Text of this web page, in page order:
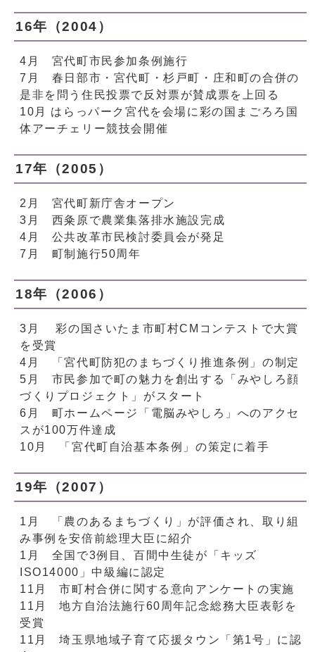
16年（2004）
4月 宮代町市民参加条例施行
7月 春日部市・宮代町・杉戸町・庄和町の合併の
是非を問う住民投票で反対票が賛成票を上回る
10月 はらっパーク宮代を会場に彩の国まごろろ国
体アーチェリー競技会開催
17年（2005）
2月 宮代町新庁舎オープン
3月 西粂原で農業集落排水施設完成
4月 公共改革市民検討委員会が発足
7月 町制施行50周年
18年（2006）
3月 彩の国さいたま市町村CMコンテストで大賞
を受賞
4月 「宮代町防犯のまちづくり推進条例」の制定
5月 市民参加で町の魅力を創出する「みやしろ顔
づくりプロジェクト」がスタート
6月 町ホームページ「電脳みやしろ」へのアクセ
スが100万件達成
10月 「宮代町自治基本条例」の策定に着手
19年（2007）
1月 「農のあるまちづくり」が評価され、取り組
み事例を安倍前総理大臣に紹介
1月 全国で3例目、百間中生徒が「キッズ
ISO14000」中級編に認定
11月 市町村合併に関する意向アンケートの実施
11月 地方自治法施行60周年記念総務大臣表彰を
受賞
11月 埼玉県地域子育て応援タウン「第1号」に認